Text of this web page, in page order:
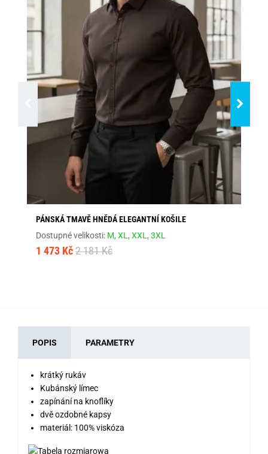
PÁNSKÁ TMAVĚ HNĚDÁ ELEGANTNÍ KOŠILE
Dostupné velikosti: M,XL,XXL,3XL
1 473 Kč 2 181 Kč
POPIS PARAMETRY
krátký rukáv
Kubánský límec
zapínání na knoflíky
dvě ozdobné kapsy
materiál: 100% viskóza